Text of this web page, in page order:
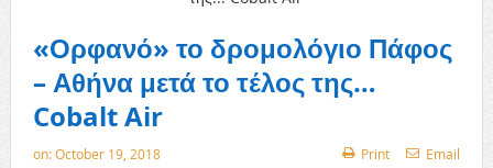
«Ορφανό» το δρομολόγιο Πάφος
– Αθήνα μετά το τέλος της…
Cobalt Air
on:October 19, 2018 Print Email